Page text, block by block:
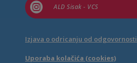
 ALD Sisak - VCS
Izjava o odricanju od odgovornosti
Uporaba kolačića (cookies)